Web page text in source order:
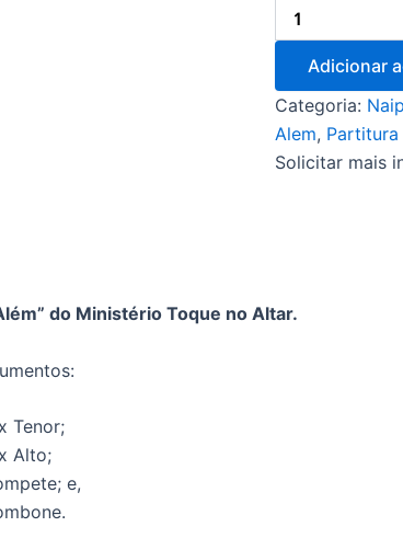
Adicionar
Categoria:
Alem,
Solicitar mais
do Ministério Toque no Altar.
Tenor;
Alto;
e,